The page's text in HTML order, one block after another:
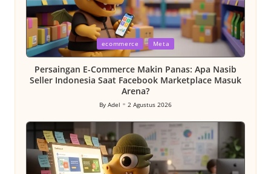
Posted
in
ecommerce Meta
Persaingan E-Commerce Makin Panas: Apa Nasib
Seller Indonesia Saat Facebook Marketplace Masuk
Arena?
Posted
by
By Adel 2 Agustus 2026